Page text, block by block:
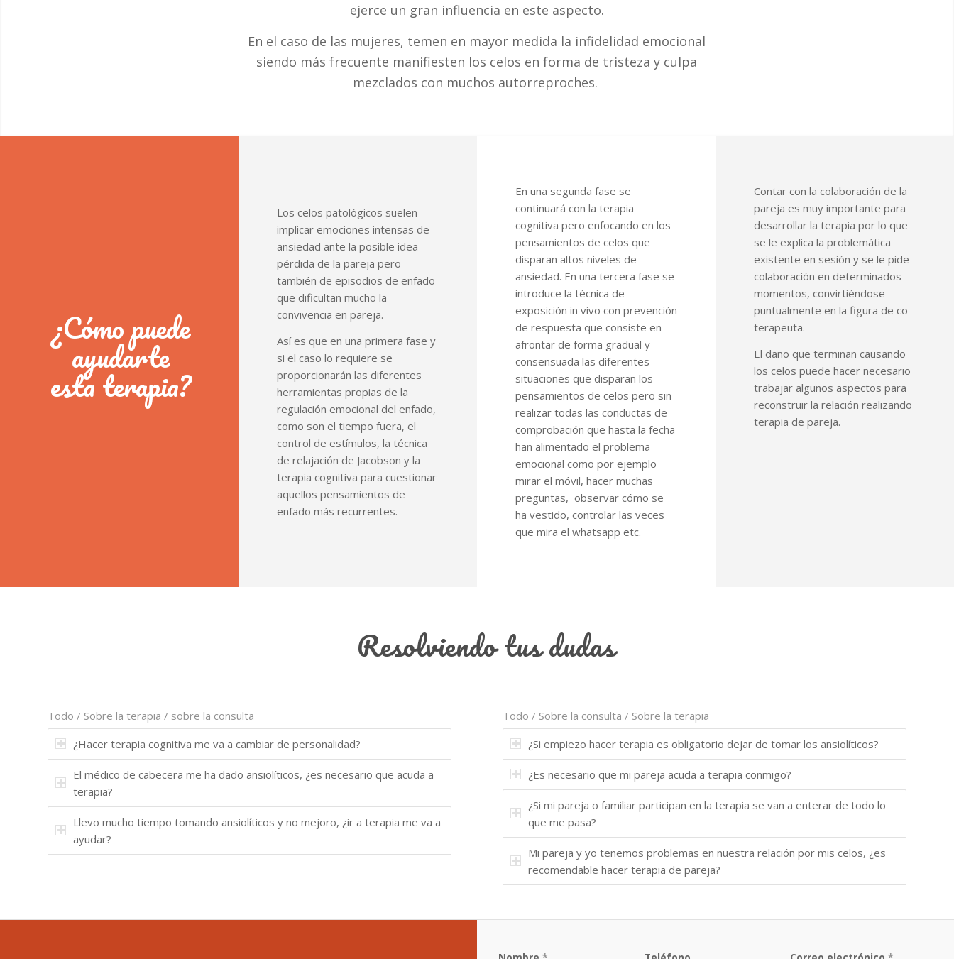
ejerce un gran influencia en este aspecto.
En el caso de las mujeres, temen en mayor medida la infidelidad emocional
siendo más frecuente manifiesten los celos en forma de tristeza y culpa
mezclados con muchos autorreproches.
¿Cómo puede
ayudarte
esta terapia?
Los celos patológicos suelen
implicar emociones intensas de
ansiedad ante la posible idea
pérdida de la pareja pero
también de episodios de enfado
que dificultan mucho la
convivencia en pareja.
Así es que en una primera fase y
si el caso lo requiere se
proporcionarán las diferentes
herramientas propias de la
regulación emocional del enfado,
como son el tiempo fuera, el
control de estímulos, la técnica
de relajación de Jacobson y la
terapia cognitiva para cuestionar
aquellos pensamientos de
enfado más recurrentes.
En una segunda fase se
continuará con la terapia
cognitiva pero enfocando en los
pensamientos de celos que
disparan altos niveles de
ansiedad. En una tercera fase se
introduce la técnica de
exposición in vivo con prevención
de respuesta que consiste en
afrontar de forma gradual y
consensuada las diferentes
situaciones que disparan los
pensamientos de celos pero sin
realizar todas las conductas de
comprobación que hasta la fecha
han alimentado el problema
emocional como por ejemplo
mirar el móvil, hacer muchas
preguntas, observar cómo se
ha vestido, controlar las veces
que mira el whatsapp etc.
Contar con la colaboración de la
pareja es muy importante para
desarrollar la terapia por lo que
se le explica la problemática
existente en sesión y se le pide
colaboración en determinados
momentos, convirtiéndose
puntualmente en la figura de co-
terapeuta.
El daño que terminan causando
los celos puede hacer necesario
trabajar algunos aspectos para
reconstruir la relación realizando
terapia de pareja.
Resolviendo tus dudas
Todo / Sobre la terapia / sobre la consulta
¿Hacer terapia cognitiva me va a cambiar de personalidad?
El médico de cabecera me ha dado ansiolíticos, ¿es necesario que acuda a
terapia?
Llevo mucho tiempo tomando ansiolíticos y no mejoro, ¿ir a terapia me va a
ayudar?
Todo / Sobre la consulta / Sobre la terapia
¿Si empiezo hacer terapia es obligatorio dejar de tomar los ansiolíticos?
¿Es necesario que mi pareja acuda a terapia conmigo?
¿Si mi pareja o familiar participan en la terapia se van a enterar de todo lo
que me pasa?
Mi pareja y yo tenemos problemas en nuestra relación por mis celos, ¿es
recomendable hacer terapia de pareja?